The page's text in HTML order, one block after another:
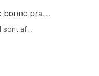
bonne pra…
af…